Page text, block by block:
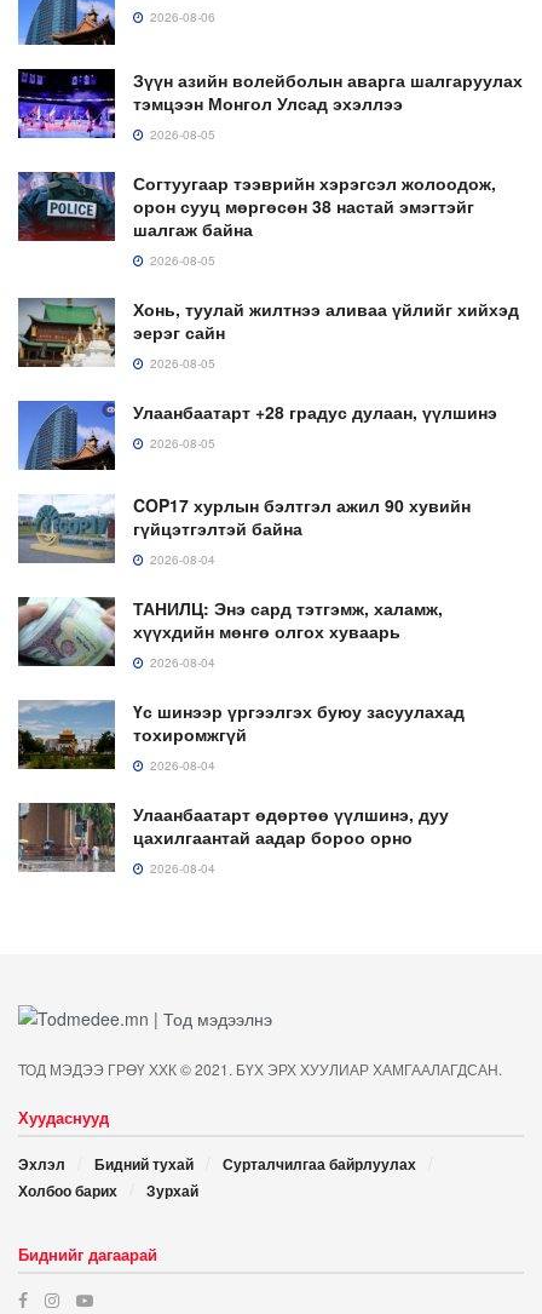
2026-08-06
Зүүн азийн волейболын аварга шалгаруулах
тэмцээн Монгол Улсад эхэллээ
2026-08-05
Согтуугаар тээврийн хэрэгсэл жолоодож,
орон сууц мөргөсөн 38 настай эмэгтэйг
шалгаж байна
2026-08-05
Хонь, туулай жилтнээ аливаа үйлийг хийхэд
эерэг сайн
2026-08-05
Улаанбаатарт +28 градус дулаан, үүлшинэ
2026-08-05
COP17 хурлын бэлтгэл ажил 90 хувийн
гүйцэтгэлтэй байна
2026-08-04
ТАНИЛЦ: Энэ сард тэтгэмж, халамж,
хүүхдийн мөнгө олгох хуваарь
2026-08-04
Үс шинээр үргээлгэх буюу засуулахад
тохиромжгүй
2026-08-04
Улаанбаатарт өдөртөө үүлшинэ, дуу
цахилгаантай аадар бороо орно
2026-08-04
ТОД МЭДЭЭ ГРӨҮ ХХК © 2021. БҮХ ЭРХ ХУУЛИАР ХАМГААЛАГДСАН.
Хуудаснууд
Эхлэл Бидний тухай
Сурталчилгаа байрлуулах
Холбоо барих
Зурхай
Биднийг дагаарай